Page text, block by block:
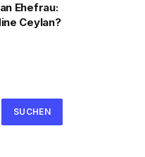
Ehefrau:
Ceylan?
SUCHEN